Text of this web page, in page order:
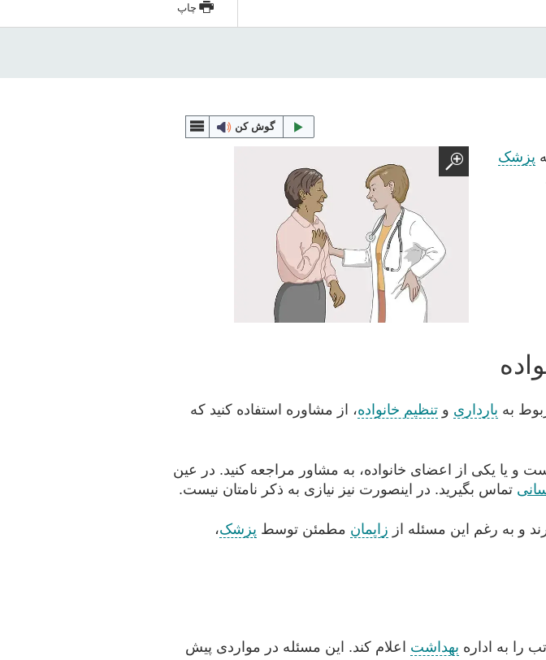
چاپ
گوش کن
پزشک
به بارداری و تنظیم خانواده، از مشاوره استفاده کنید که
و یا یکی از اعضای خانواده، به مشاور مراجعه کنید. در عین
تماس بگیرید. در اینصورت نیز نیازی به ذکر نامتان نیست.
و به رغم این مسئله از زایمان مطمئن توسط پزشک،
را به اداره بهداشت اعلام کند. این مسئله در مواردی پیش